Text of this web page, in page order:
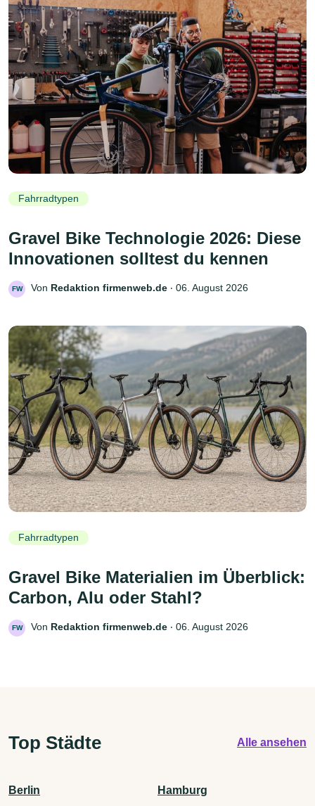
Fahrradtypen
Gravel Bike Technologie 2026: Diese
Innovationen solltest du kennen
FW Von Redaktion firmenweb.de ‧ 06. August 2026
Fahrradtypen
Gravel Bike Materialien im Überblick:
Carbon, Alu oder Stahl?
FW Von Redaktion firmenweb.de ‧ 06. August 2026
Top Städte Alle ansehen
Berlin Hamburg